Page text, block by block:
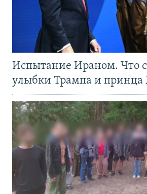
Испытание Ираном. Что
улыбки Трампа и